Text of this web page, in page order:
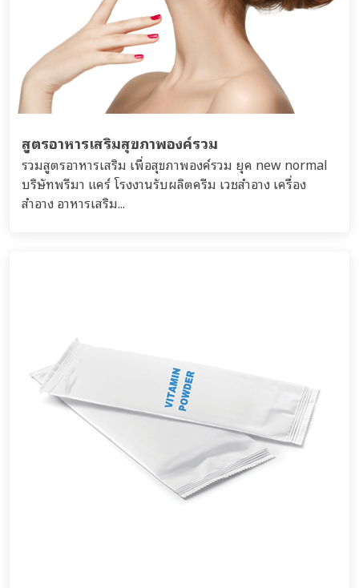
สูตรอาหารเสริมสุขภาพองค์รวม
รวมสูตรอาหารเสริม เพื่อสุขภาพองค์รวม ยุค new normal
บริษัทพรีมา แคร์ โรงงานรับผลิตครีม เวชสำอาง เครื่อง
สำอาง อาหารเสริม...